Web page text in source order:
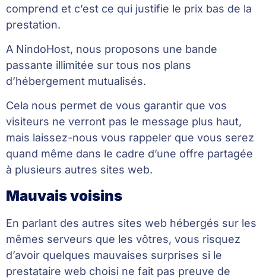
comprend et c’est ce qui justifie le prix bas de la
prestation.
A NindoHost, nous proposons une bande
passante illimitée sur tous nos plans
d’hébergement mutualisés.
Cela nous permet de vous garantir que vos
visiteurs ne verront pas le message plus haut,
mais laissez-nous vous rappeler que vous serez
quand même dans le cadre d’une offre partagée
à plusieurs autres sites web.
Mauvais voisins
En parlant des autres sites web hébergés sur les
mêmes serveurs que les vôtres, vous risquez
d’avoir quelques mauvaises surprises si le
prestataire web choisi ne fait pas preuve de